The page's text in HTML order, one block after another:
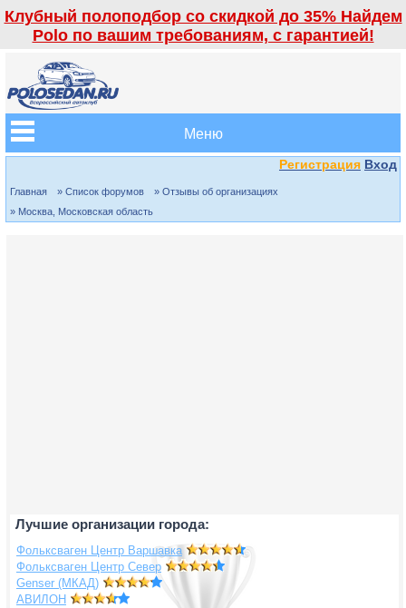
Клубный полоподбор со скидкой до 35% Найдем
Polo по вашим требованиям, с гарантией!
Меню
Регистрация Вход
Главная » Список форумов
» Отзывы об организациях
» Москва, Московская область
Лучшие организации города:
Фольксваген Центр Варшавка
Фольксваген Центр Север
Genser (МКАД)
АВИЛОН